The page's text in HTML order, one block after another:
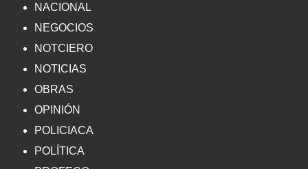
NACIONAL
NEGOCIOS
NOTCIERO
NOTICIAS
OBRAS
OPINIÓN
POLICIACA
POLÍTICA